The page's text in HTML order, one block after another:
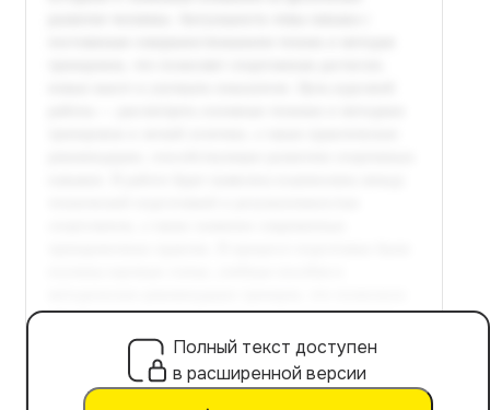
Полный текст доступен
в расширенной версии